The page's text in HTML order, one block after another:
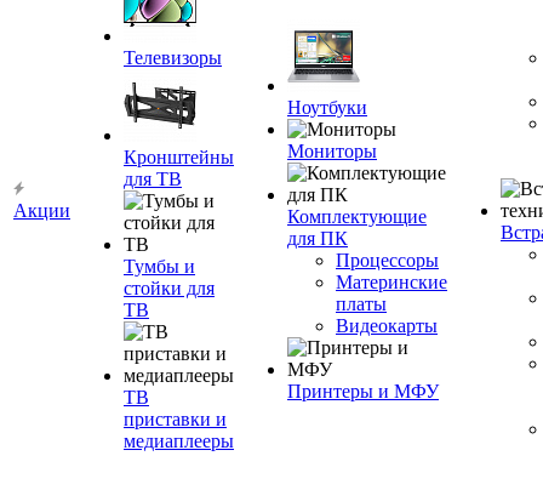
Акции
Телевизоры
Кронштейны
для ТВ
Тумбы и
стойки для
ТВ
ТВ
приставки и
медиаплееры
Ноутбуки
Мониторы
Комплектующие
для ПК
Процессоры
Материнские
платы
Видеокарты
Принтеры и МФУ